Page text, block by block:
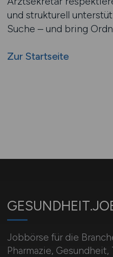
und strukturell
Suche – und bring
Zur Startseite
Jobbörse für die
Pharmazie,